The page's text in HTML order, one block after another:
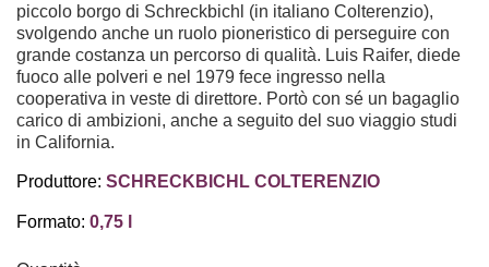
piccolo borgo di Schreckbichl (in italiano Colterenzio),
svolgendo anche un ruolo pioneristico di perseguire con
grande costanza un percorso di qualità. Luis Raifer, diede
fuoco alle polveri e nel 1979 fece ingresso nella
cooperativa in veste di direttore. Portò con sé un bagaglio
carico di ambizioni, anche a seguito del suo viaggio studi
in California.
Produttore: SCHRECKBICHL COLTERENZIO
Formato: 0,75 l